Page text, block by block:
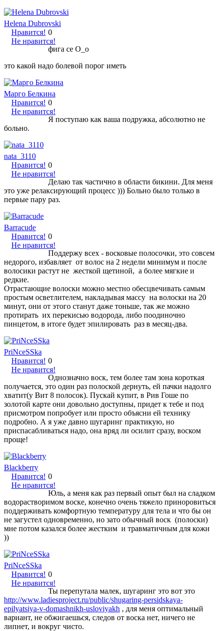
Helena Dubrovski
Нравится!
Не нравится!
0
фига се О_о
это какой надо болевой порог иметь
Марго Белкина
Нравится!
Не нравится!
0
Я поступаю как ваша подружка, абсолютно не
больно.
nata_3110
Нравится!
Не нравится!
0
Делаю так частично в области бикини. Для меня
это уже релаксирующий процесс ))) Больно было только в
первые пару раз.
Barracude
Нравится!
Не нравится!
0
Поддержу всех - восковые полосочки, это совсем
недорого, избавляет от волос на 2 недели минимум и после
волосики растут не жесткой щетиной, а более мягкие и
редкие.
Отрастающие волоски можно местно обесцвечивать самым
простым осветлителем, накладывая массу на волоски на 20
минут, они от этого станут даже тоньше, так же можно
протирать их перекисью водорода, либо поодиночно
пинцетом, в итоге будет эпилировать раз в месяц-два.
PriNceSSka
Нравится!
Не нравится!
0
Однозначно воск, тем более там зона короткая
получается, это один раз полоской дернуть, ей пачки надолго
хватит(у Вит 8 полосок). Пускай купит, в Рив Гоше по
золотой карте они довольно доступны, придет к тебе и под
присмотром попробует или просто объясни ей технику
подробно. А я уже давно шугаринг практикую, но
приспасабливаться надо, она вряд ли осилит сразу, воском
проще!
Blackberry
Нравится!
Не нравится!
0
Юль, а меня как раз первый опыт был на сладком
водорастворимом воске, конечно очень тяжело приноровиться
поддерживать комфортную температуру для тела и что бы он
не загустел одновременно, но зато обычный воск (полоски)
мне потом казался более жестким и травматичным для кожи
))
PriNceSSka
Нравится!
Не нравится!
0
Ты перепутала малек, шугаринг это вот это
http://www.ladiesproject.ru/public/shugaring-persidskaya-
epilyatsiya-v-domashnikh-usloviyakh , для меня оптимальный
вариант, не обжигаешься, следов от воска нет, ничего не
липнет, и вокруг чисто.